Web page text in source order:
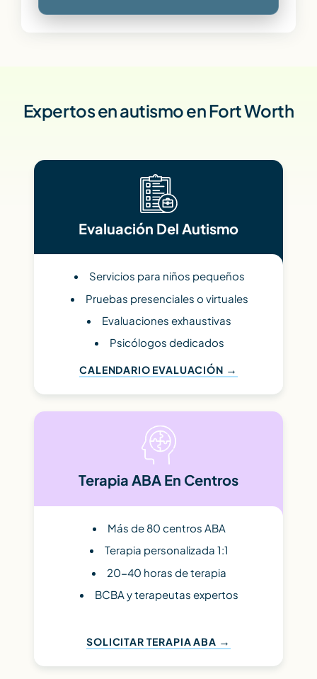
Expertos en autismo en Fort Worth
Evaluación Del Autismo
Servicios para niños pequeños
Pruebas presenciales o virtuales
Evaluaciones exhaustivas
Psicólogos dedicados
CALENDARIO EVALUACIÓN
Terapia ABA En Centros
Más de 80 centros ABA
Terapia personalizada 1:1
20-40 horas de terapia
BCBA y terapeutas expertos
SOLICITAR TERAPIA ABA